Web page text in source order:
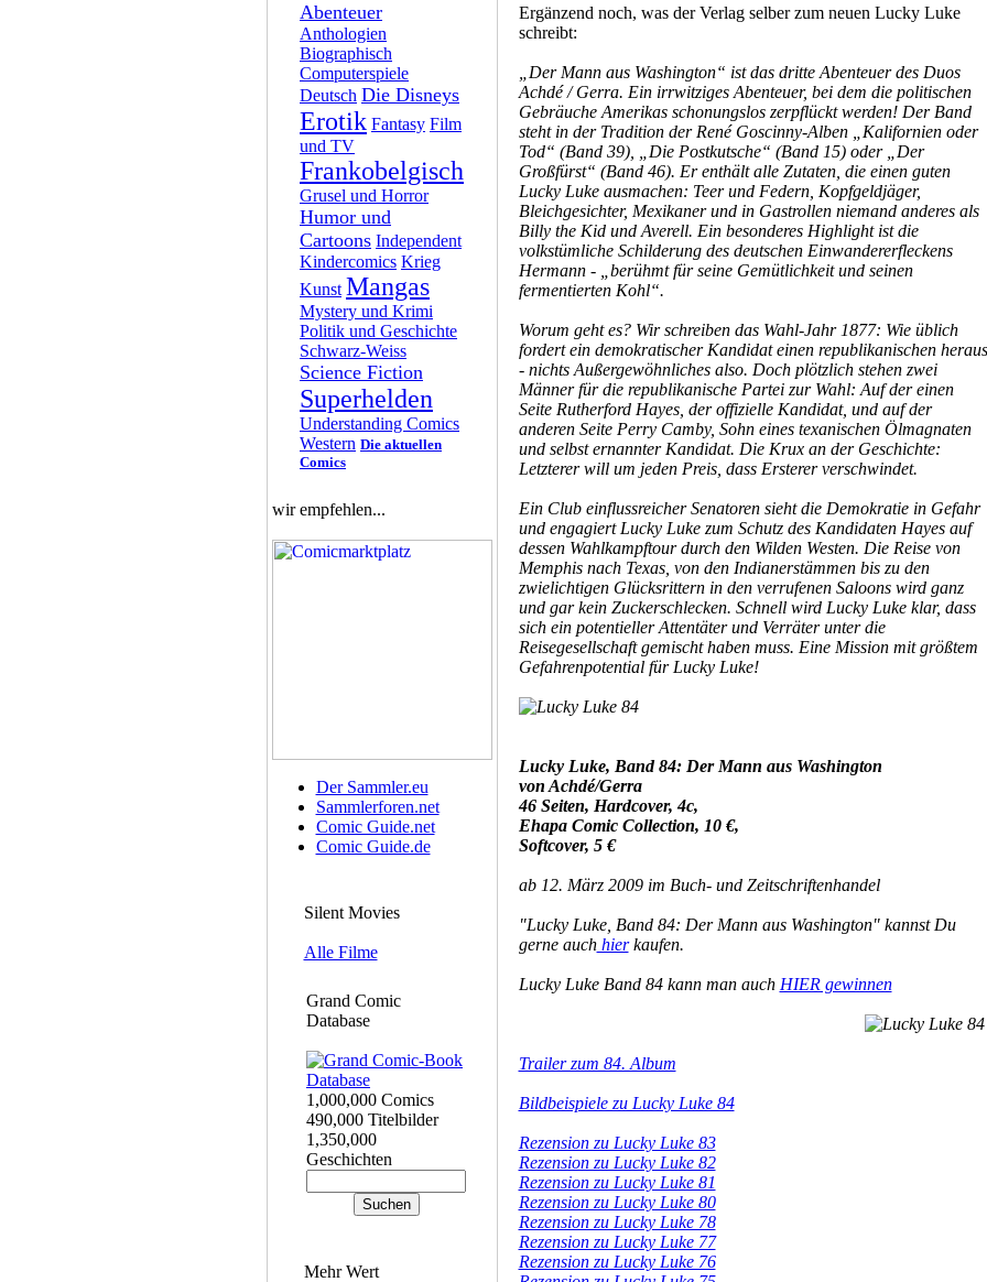
Abenteuer
Anthologien
Biographisch
Computerspiele
Deutsch Die Disneys
Erotik Fantasy Film
und TV
Frankobelgisch
Grusel und Horror
Humor und
Cartoons Independent
Kindercomics Krieg
Kunst Mangas
Mystery und Krimi
Politik und Geschichte
Schwarz-Weiss
Science Fiction
Superhelden
Understanding Comics
Western Die aktuellen
Comics
wir empfehlen...
Der Sammler.eu
Sammlerforen.net
Comic Guide.net
Comic Guide.de
Silent Movies
Alle Filme
Grand Comic
Database
1,000,000 Comics
490,000 Titelbilder
1,350,000
Geschichten
Mehr Wert
Ergänzend noch, was der Verlag selber zum neuen Lucky Luke
schreibt:
„Der Mann aus Washington“ ist das dritte Abenteuer des Duos
Achdé / Gerra. Ein irrwitziges Abenteuer, bei dem die politischen
Gebräuche Amerikas schonungslos zerpflückt werden! Der Band
steht in der Tradition der René Goscinny-Alben „Kalifornien oder
Tod“ (Band 39), „Die Postkutsche“ (Band 15) oder „Der
Großfürst“ (Band 46). Er enthält alle Zutaten, die einen guten
Lucky Luke ausmachen: Teer und Federn, Kopfgeldjäger,
Bleichgesichter, Mexikaner und in Gastrollen niemand anderes als
Billy the Kid und Averell. Ein besonderes Highlight ist die
volkstümliche Schilderung des deutschen Einwandererfleckens
Hermann - „berühmt für seine Gemütlichkeit und seinen
fermentierten Kohl“.
Worum geht es? Wir schreiben das Wahl-Jahr 1877: Wie üblich
fordert ein demokratischer Kandidat einen republikanischen heraus
- nichts Außergewöhnliches also. Doch plötzlich stehen zwei
Männer für die republikanische Partei zur Wahl: Auf der einen
Seite Rutherford Hayes, der offizielle Kandidat, und auf der
anderen Seite Perry Camby, Sohn eines texanischen Ölmagnaten
und selbst ernannter Kandidat. Die Krux an der Geschichte:
Letzterer will um jeden Preis, dass Ersterer verschwindet.
Ein Club einflussreicher Senatoren sieht die Demokratie in Gefahr
und engagiert Lucky Luke zum Schutz des Kandidaten Hayes auf
dessen Wahlkampftour durch den Wilden Westen. Die Reise von
Memphis nach Texas, von den Indianerstämmen bis zu den
zwielichtigen Glücksrittern in den verrufenen Saloons wird ganz
und gar kein Zuckerschlecken. Schnell wird Lucky Luke klar, dass
sich ein potentieller Attentäter und Verräter unter die
Reisegesellschaft gemischt haben muss. Eine Mission mit größtem
Gefahrenpotential für Lucky Luke!
Lucky Luke, Band 84: Der Mann aus Washington
von Achdé/Gerra
46 Seiten, Hardcover, 4c,
Ehapa Comic Collection, 10 €,
Softcover, 5 €
ab 12. März 2009 im Buch- und Zeitschriftenhandel
"Lucky Luke, Band 84: Der Mann aus Washington" kannst Du
gerne auchhierkaufen.
Lucky Luke Band 84 kann man auch HIER gewinnen
Trailer zum 84. Album
Bildbeispiele zu Lucky Luke 84
Rezension zu Lucky Luke 83
Rezension zu Lucky Luke 82
Rezension zu Lucky Luke 81
Rezension zu Lucky Luke 80
Rezension zu Lucky Luke 78
Rezension zu Lucky Luke 77
Rezension zu Lucky Luke 76